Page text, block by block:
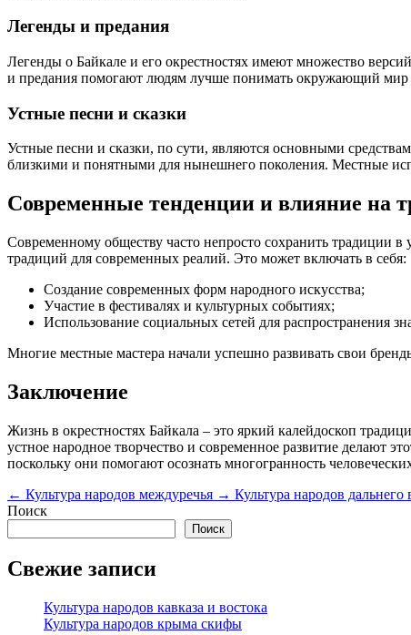
Легенды и предания
Легенды о Байкале и его окрестностях имеют множество
и предания помогают людям лучше понимать окружающий мир
Устные песни и сказки
Устные песни и сказки, по сути, являются основными
близкими и понятными для нынешнего поколения. Местные
Современные тенденции и влияние на
Современному обществу часто непросто сохранить традиции
традиций для современных реалий. Это может включать в себя:
Создание современных форм народного искусства;
Участие в фестивалях и культурных событиях;
Использование социальных сетей для распространения
Многие местные мастера начали успешно развивать свои
Заключение
Жизнь в окрестностях Байкала – это яркий калейдоскоп
устное народное творчество и современное развитие делают
поскольку они помогают осознать многогранность
← Культура народов междуречья → Культура народов дальнего
Поиск
Поиск
Свежие записи
Культура народов кавказа и востока
Культура народов крыма скифы